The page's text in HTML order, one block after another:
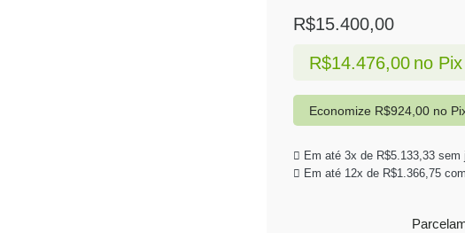
R$15.400,00
Em até 3x de R$5.133,33 sem
Em até 12x de R$1.366,75
R$14.476,00 no Pix
Economize R$924,00no